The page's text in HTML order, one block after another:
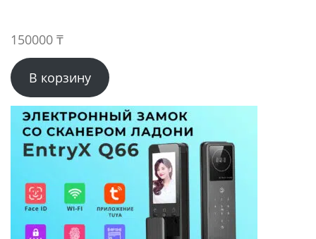
150000 ₸
В корзину